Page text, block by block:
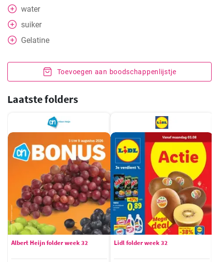
water
suiker
Gelatine
Toevoegen aan boodschappenlijstje
Laatste folders
Albert Heijn folder week 32 Lidl folder week 32